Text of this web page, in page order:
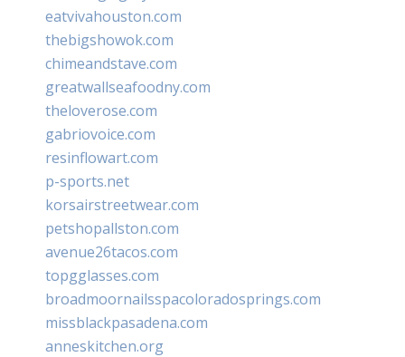
eatvivahouston.com
thebigshowok.com
chimeandstave.com
greatwallseafoodny.com
theloverose.com
gabriovoice.com
resinflowart.com
p-sports.net
korsairstreetwear.com
petshopallston.com
avenue26tacos.com
topgglasses.com
broadmoornailsspacoloradosprings.com
missblackpasadena.com
anneskitchen.org